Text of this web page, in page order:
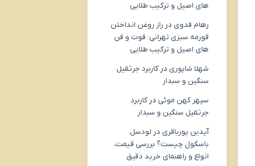
های اصیل و ترکیب طلایی
رهام فدوی در راز روغن انداختن
قورمه سبزی تهرانی: فوت و فن
های اصیل و ترکیب طلایی
شهلا شاپوری در کاربرد جرثقیل
سنگین و سبدار
سپهر کهن موئی در کاربرد
جرثقیل سنگین و سبدار
آیدین پورباقری در لودسل
باسکول چیست؟ بررسی قیمت،
انواع و راهنمای خرید دقیق